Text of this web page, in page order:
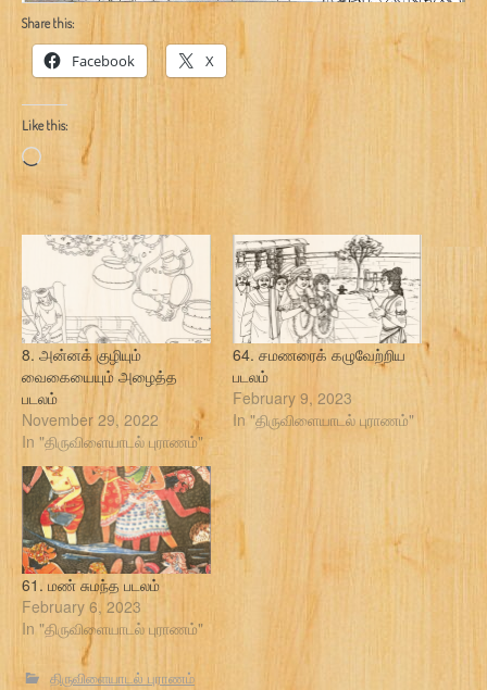
Share this:
Facebook X
Like this:
Loading…
8. அன்னக் குழியும்
வைகையையும் அழைத்த
படலம்
November 29, 2022
In "திருவிளையாடல் புராணம்"
64. சமணரைக் கழுவேற்றிய
படலம்
February 9, 2023
In "திருவிளையாடல் புராணம்"
61. மண் சுமந்த படலம்
February 6, 2023
In "திருவிளையாடல் புராணம்"
திருவிளையாடல் புராணம்